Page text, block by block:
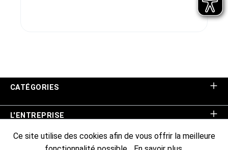
CATÉGORIES
L'ENTREPRISE
ASSISTANCE BOUTIQUE
Ce site utilise des cookies afin de vous offrir la meilleure